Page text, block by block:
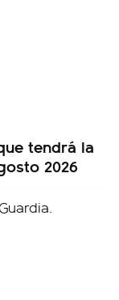
tendrá la
2026